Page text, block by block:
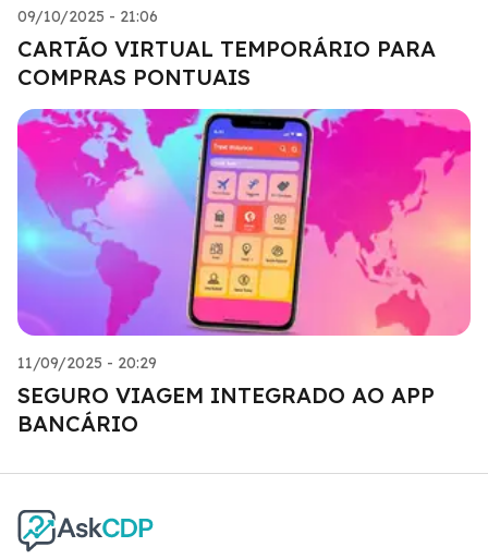
09/10/2025 - 21:06
CARTÃO VIRTUAL TEMPORÁRIO PARA
COMPRAS PONTUAIS
11/09/2025 - 20:29
SEGURO VIAGEM INTEGRADO AO APP
BANCÁRIO